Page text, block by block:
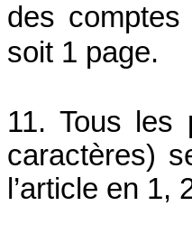
des
soit 1 page.
11. Tous les
caractères)
l’article en